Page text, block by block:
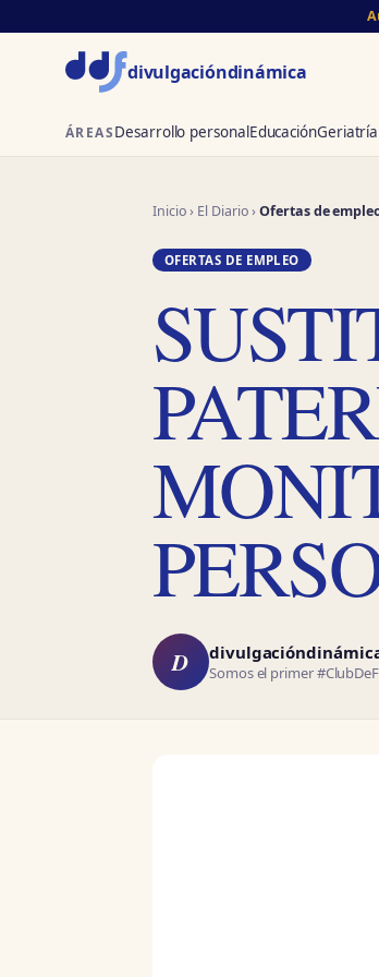
divulgacióndinámica
ÁREASDesarrollo personalEducación
Inicio› El Diario›Ofertas de
OFERTAS DE EMPLEO
D Somos el primer